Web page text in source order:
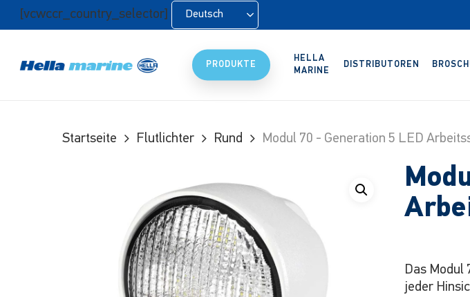
Zum[vcwccr_country_selector] Deutsch
PRODUKTE
HELLA
MARINE
DISTRIBUTOREN
Startseite Flutlichter Rund Modul 70 - Generation 5 LED
Das Modul
jeder